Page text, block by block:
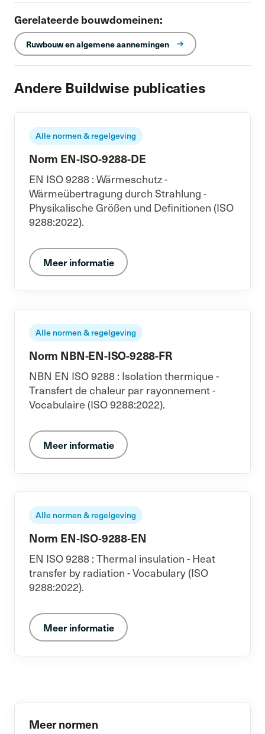
Gerelateerde bouwdomeinen:
Ruwbouw en algemene aannemingen
Andere Buildwise publicaties
Alle normen & regelgeving
Norm EN-ISO-9288-DE
EN ISO 9288 : Wärmeschutz -
Wärmeübertragung durch Strahlung -
Physikalische Größen und Definitionen (ISO
9288:2022).
Meer informatie
Alle normen & regelgeving
Norm NBN-EN-ISO-9288-FR
NBN EN ISO 9288 : Isolation thermique -
Transfert de chaleur par rayonnement -
Vocabulaire (ISO 9288:2022).
Meer informatie
Alle normen & regelgeving
Norm EN-ISO-9288-EN
EN ISO 9288 : Thermal insulation - Heat
transfer by radiation - Vocabulary (ISO
9288:2022).
Meer informatie
Meer normen